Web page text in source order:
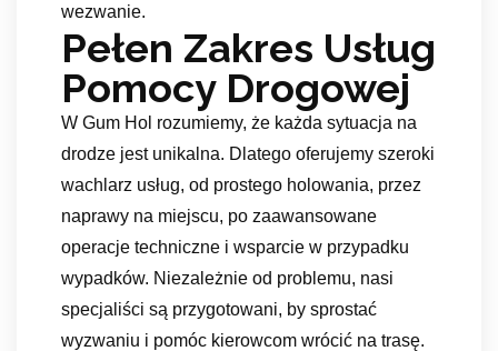
wezwanie.
Pełen Zakres Usług
Pomocy Drogowej
W Gum Hol rozumiemy, że każda sytuacja na
drodze jest unikalna. Dlatego oferujemy szeroki
wachlarz usług, od prostego holowania, przez
naprawy na miejscu, po zaawansowane
operacje techniczne i wsparcie w przypadku
wypadków. Niezależnie od problemu, nasi
specjaliści są przygotowani, by sprostać
wyzwaniu i pomóc kierowcom wrócić na trasę.